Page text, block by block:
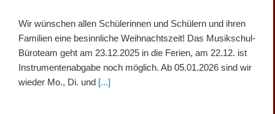
Wir wünschen allen Schülerinnen und Schülern und ihren
Familien eine besinnliche Weihnachtszeit! Das Musikschul-
Büroteam geht am 23.12.2025 in die Ferien, am 22.12. ist
Instrumentenabgabe noch möglich. Ab 05.01.2026 sind wir
wieder Mo., Di. und [...]